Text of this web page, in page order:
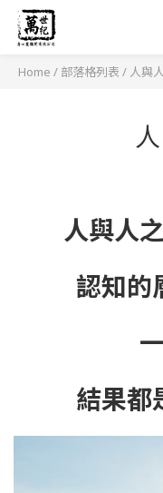
Home / 部落格列表 / 人與
人與人
認知的
結果都